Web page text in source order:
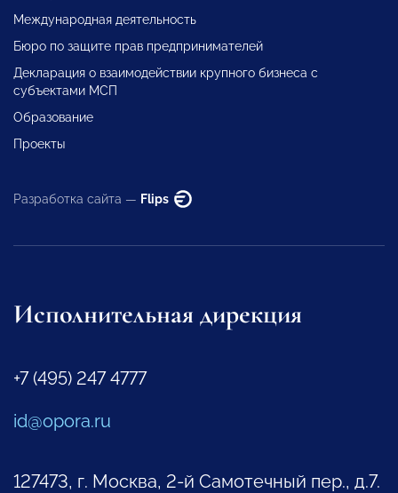
Международная деятельность
Бюро по защите прав предпринимателей
Декларация о взаимодействии крупного бизнеса с
субъектами МСП
Образование
Проекты
Разработка сайта — Flips
Исполнительная дирекция
+7 (495) 247 4777
id@opora.ru
127473, г. Москва, 2-й Самотечный пер., д.7.